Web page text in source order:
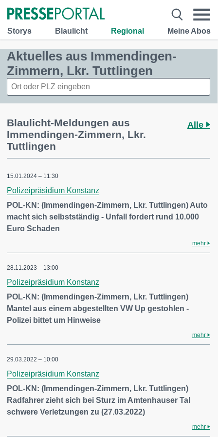
Storys Blaulicht Regional Meine Abos
Aktuelles aus Immendingen-
Zimmern, Lkr. Tuttlingen
Blaulicht-Meldungen aus
Immendingen-Zimmern, Lkr.
Tuttlingen
Alle
15.01.2024 – 11:30
Polizeipräsidium Konstanz
POL-KN: (Immendingen-Zimmern, Lkr. Tuttlingen) Auto
macht sich selbstständig - Unfall fordert rund 10.000
Euro Schaden
mehr
28.11.2023 – 13:00
Polizeipräsidium Konstanz
POL-KN: (Immendingen-Zimmern, Lkr. Tuttlingen)
Mantel aus einem abgestellten VW Up gestohlen -
Polizei bittet um Hinweise
mehr
29.03.2022 – 10:00
Polizeipräsidium Konstanz
POL-KN: (Immendingen-Zimmern, Lkr. Tuttlingen)
Radfahrer zieht sich bei Sturz im Amtenhauser Tal
schwere Verletzungen zu (27.03.2022)
mehr